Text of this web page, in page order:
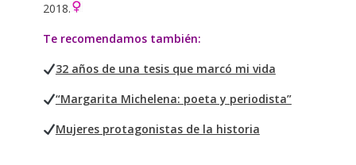
2018.
Te recomendamos también:
32 años de una tesis que marcó mi vida
“Margarita Michelena: poeta y periodista”
Mujeres protagonistas de la historia